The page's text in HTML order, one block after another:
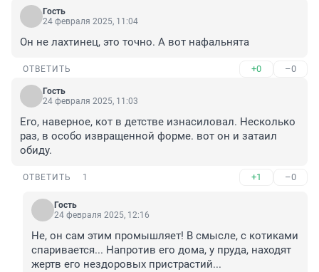
Гость
24 февраля 2025, 11:04
Он не лахтинец, это точно. А вот нафальнята
ОТВЕТИТЬ +0 –0
Гость
24 февраля 2025, 11:03
Его, наверное, кот в детстве изнасиловал. Несколько
раз, в особо извращенной форме. вот он и затаил
обиду.
ОТВЕТИТЬ 1 +1 –0
Гость
24 февраля 2025, 12:16
Не, он сам этим промышляет! В смысле, с котиками
спаривается... Напротив его дома, у пруда, находят
жертв его нездоровых пристрастий...